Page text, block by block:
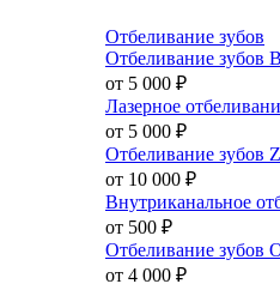
Отбеливание зубов
Отбеливание зубов
от 5 000 ₽
Лазерное
от 5 000 ₽
Отбеливание зубов
от 10 000 ₽
Внутриканальное
от 500 ₽
Отбеливание зубов
от 4 000 ₽